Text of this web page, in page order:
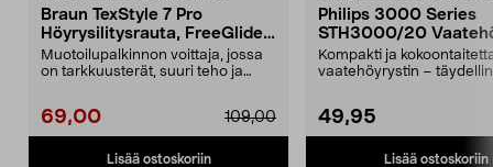
Braun TexStyle 7 Pro
Höyrysilitysrauta, FreeGlide
3D
Muotoilupalkinnon voittaja, jossa
on tarkkuusterät, suuri teho ja
69,00 109,00
Lisää ostoskoriin
Philips 3000 Series
STH3000/20
Kompakti ja
vaatehöyrystin –
49,95
Lisää ostoskoriin